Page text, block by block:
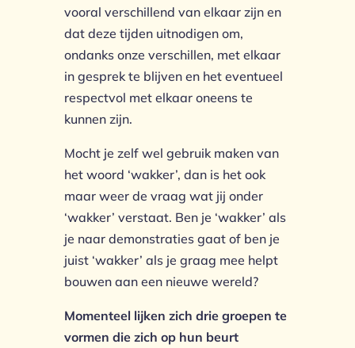
vooral verschillend van elkaar zijn en
dat deze tijden uitnodigen om,
ondanks onze verschillen, met elkaar
in gesprek te blijven en het eventueel
respectvol met elkaar oneens te
kunnen zijn.
Mocht je zelf wel gebruik maken van
het woord ‘wakker’, dan is het ook
maar weer de vraag wat jij onder
‘wakker’ verstaat. Ben je ‘wakker’ als
je naar demonstraties gaat of ben je
juist ‘wakker’ als je graag mee helpt
bouwen aan een nieuwe wereld?
Momenteel lijken zich drie groepen te
vormen die zich op hun beurt